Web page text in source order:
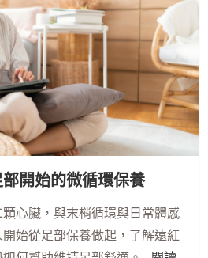
開始的微循環保養
心臟，與末梢循環與日常體感
始從足部保養做起，了解遠紅